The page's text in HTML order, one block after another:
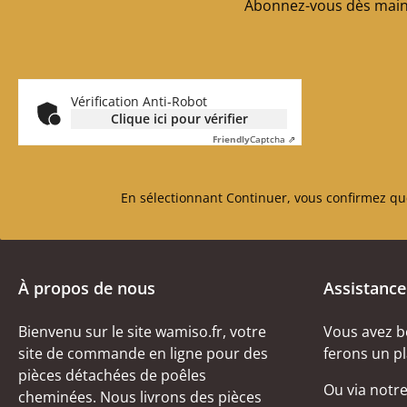
Abonnez-vous dès
Vérification Anti-Robot
Clique ici pour vérifier
FriendlyCaptcha ⇗
En sélectionnant Continuer, vous confirmez
À propos de nous
Bienvenu sur le site wamiso.fr, votre
site de commande en ligne pour des
pièces détachées de poêles
cheminées. Nous livrons des pièces
Vous avez
ferons un
Ou via notre